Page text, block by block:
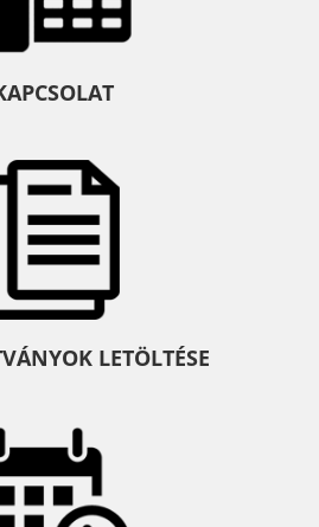
LETÖLTÉSE